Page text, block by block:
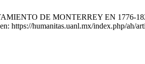
DE MONTERREY EN 1776-
https://humanitas.uanl.mx/index.php/ah/